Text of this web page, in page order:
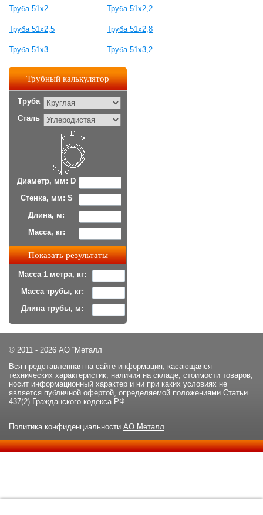
Труба 51x2 Труба 51x2,2
Труба 51x2,5 Труба 51x2,8
Труба 51x3 Труба 51x3,2
Трубный калькулятор
Труба
Сталь
Диаметр, мм: D
Стенка, мм: S
Длина, м:
Масса, кг:
Масса 1 метра, кг:
Масса трубы, кг:
Длина трубы, м:
© 2011 - 2026 АО “Металл”
Вся представленная на сайте информация, касающаяся
технических характеристик, наличия на складе, стоимости товаров,
носит информационный характер и ни при каких условиях не
является публичной офертой, определяемой положениями Статьи
437(2) Гражданского кодекса РФ.
Политика конфиденциальности АО Металл